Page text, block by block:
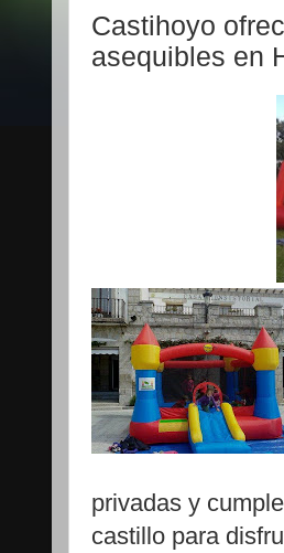
Castihoyo
asequibles en
privadas y
castillo para